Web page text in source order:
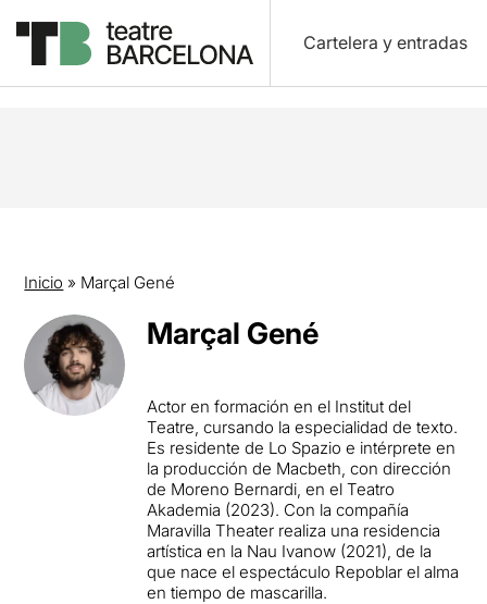
Cartelera y entradas
Inicio » Marçal Gené
Marçal Gené
Actor en formación en el Institut del
Teatre, cursando la especialidad de texto.
Es residente de Lo Spazio e intérprete en
la producción de Macbeth, con dirección
de Moreno Bernardi, en el Teatro
Akademia (2023). Con la compañía
Maravilla Theater realiza una residencia
artística en la Nau Ivanow (2021), de la
que nace el espectáculo Repoblar el alma
en tiempo de mascarilla.